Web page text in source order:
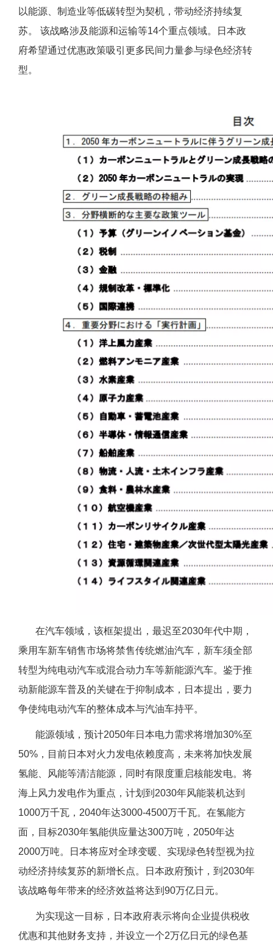
以能源、制造业等低碳转型为契机，带动经济持续复
苏。 该战略涉及能源和运输等14个重点领域。日本政
府希望通过优惠政策吸引更多民间力量参与绿色经济转
型。
在汽车领域，该框架提出，最迟至2030年代中期，
乘用车新车销售市场将禁售传统燃油汽车，新车须全部
转型为纯电动汽车或混合动力车等新能源汽车。鉴于推
动新能源车普及的关键在于抑制成本，日本提出，要力
争使纯电动汽车的整体成本与汽油车持平。
能源领域，预计2050年日本电力需求将增加30%至
50%，目前日本对火力发电依赖度高，未来将加快发展
氢能、风能等清洁能源，同时有限度重启核能发电。将
海上风力发电作为重点，计划到2030年风能装机达到
1000万千瓦，2040年达3000-4500万千瓦。在氢能方
面，目标2030年氢能供应量达300万吨，2050年达
2000万吨。日本将应对全球变暖、实现绿色转型视为拉
动经济持续复苏的新增长点。日本政府预计，到2030年
该战略每年带来的经济效益将达到90万亿日元。
为实现这一目标，日本政府表示将向企业提供税收
优惠和其他财务支持，并设立一个2万亿日元的绿色基